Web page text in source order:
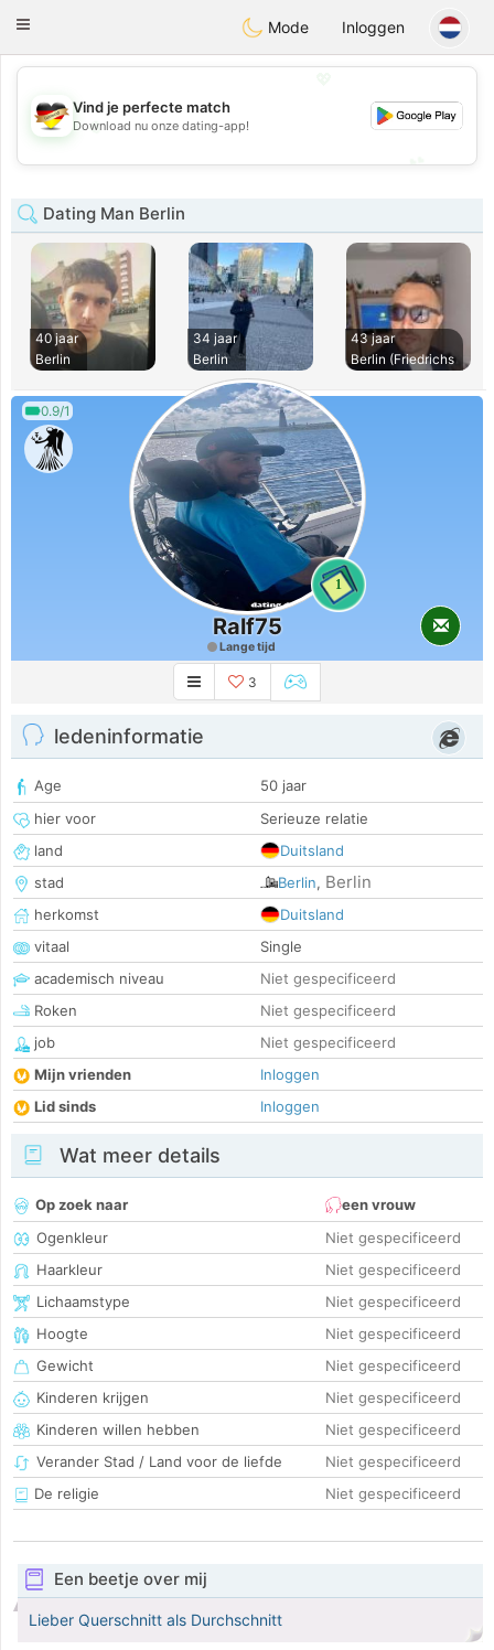
Deutsch Dating
Toggle
Mode Inloggen
💖
💕
Vind je perfecte match
Download nu onze dating-app!
Dating Man Berlin
40 jaar
Berlin
34 jaar
Berlin
43 jaar
Berlin (Friedrichs
0.9/1
1
Ralf75
Lange tijd
3
ledeninformatie
Age
50 jaar
hier voor
Serieuze relatie
land
Duitsland
stad
Berlin, Berlin
herkomst
Duitsland
vitaal
Single
academisch niveau
Niet gespecificeerd
Roken
Niet gespecificeerd
job
Niet gespecificeerd
Mijn vrienden
Inloggen
Lid sinds
Inloggen
Wat meer details
Op zoek naar
een vrouw
Ogenkleur
Niet gespecificeerd
Haarkleur
Niet gespecificeerd
Lichaamstype
Niet gespecificeerd
Hoogte
Niet gespecificeerd
Gewicht
Niet gespecificeerd
Kinderen krijgen
Niet gespecificeerd
Kinderen willen hebben
Niet gespecificeerd
Verander Stad / Land voor de liefde
Niet gespecificeerd
De religie
Niet gespecificeerd
Een beetje over mij
Lieber Querschnitt als Durchschnitt